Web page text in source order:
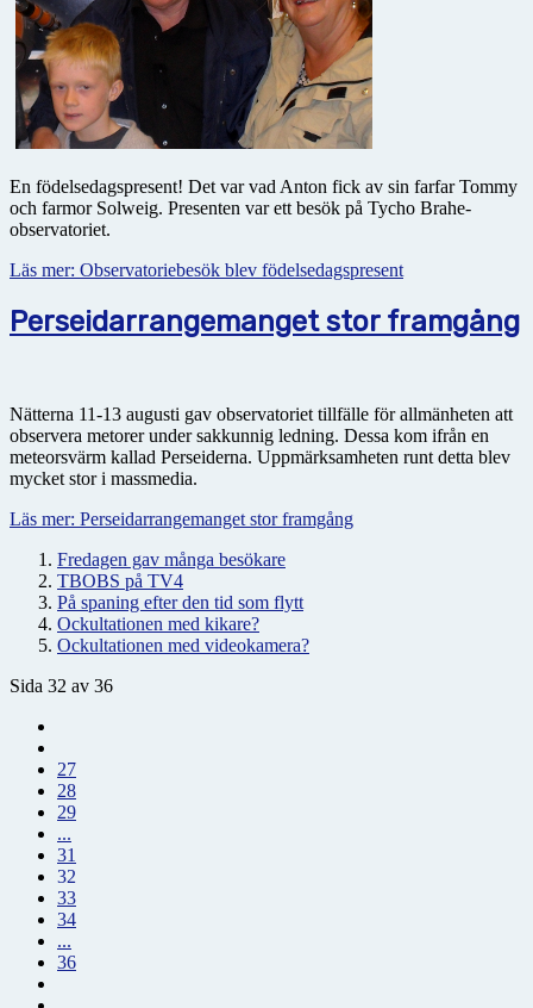
En födelsedagspresent! Det var vad Anton fick av sin farfar Tommy
och farmor Solweig. Presenten var ett besök på Tycho Brahe-
observatoriet.
Läs mer: Observatoriebesök blev födelsedagspresent
Perseidarrangemanget stor framgång
Nätterna 11-13 augusti gav observatoriet tillfälle för allmänheten att
observera metorer under sakkunnig ledning. Dessa kom ifrån en
meteorsvärm kallad Perseiderna. Uppmärksamheten runt detta blev
mycket stor i massmedia.
Läs mer: Perseidarrangemanget stor framgång
Fredagen gav många besökare
TBOBS på TV4
På spaning efter den tid som flytt
Ockultationen med kikare?
Ockultationen med videokamera?
Sida 32 av 36
27
28
29
...
31
32
33
34
...
36